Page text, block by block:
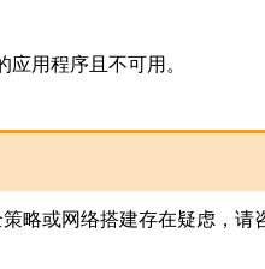
用程序且不可用。
略或网络搭建存在疑虑，请